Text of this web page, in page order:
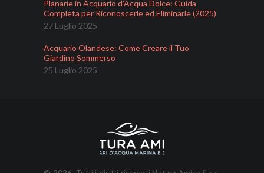
Planarie in Acquario d’Acqua Dolce: Guida
Completa per Riconoscerle ed Eliminarle (2025)
27 Luglio 2025
Acquario Olandese: Come Creare il Tuo
Giardino Sommerso
25 Luglio 2025